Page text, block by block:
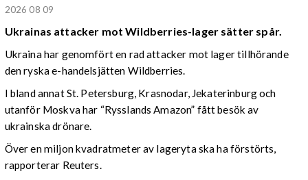
2026 08 09
Ukrainas attacker mot Wildberries-lager sätter spår.
Ukraina har genomfört en rad attacker mot lager tillhörande
den ryska e-handelsjätten Wildberries.
I bland annat St. Petersburg, Krasnodar, Jekaterinburg och
utanför Moskva har “Rysslands Amazon” fått besök av
ukrainska drönare.
Över en miljon kvadratmeter av lageryta ska ha förstörts,
rapporterar Reuters.